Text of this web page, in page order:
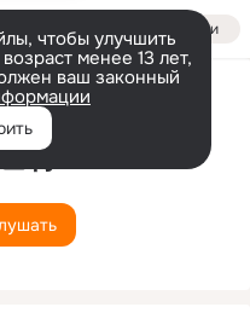
Войти
чтобы улучшить
менее 13 лет,
ваш законный
特